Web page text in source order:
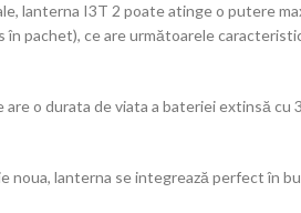
lanterna I3T 2 poate atinge o putere
pachet), ce are următoarele
o durata de viata a bateriei extinsă
noua, lanterna se integrează perfect în